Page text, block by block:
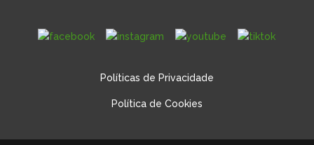
Políticas de Privacidade
Política de Cookies